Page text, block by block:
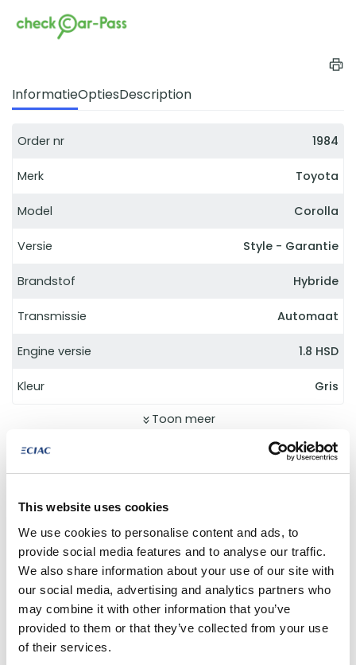
This website uses cookies
We use cookies to personalise content and ads, to
provide social media features and to analyse our traffic.
We also share information about your use of our site with
our social media, advertising and analytics partners who
may combine it with other information that you’ve
provided to them or that they’ve collected from your use
of their services.
InformatieOptiesDescription
Order nr 1984
Merk Toyota
Model Corolla
Versie Style - Garantie
Brandstof Hybride
Transmissie Automaat
Engine versie 1.8 HSD
Kleur Gris
Toon meer
Gelijkwaardige
producten
NET AANGEKOMEN